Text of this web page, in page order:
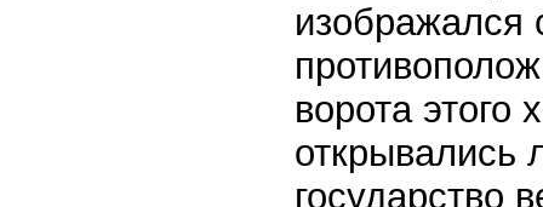
ворота
открывались
государство